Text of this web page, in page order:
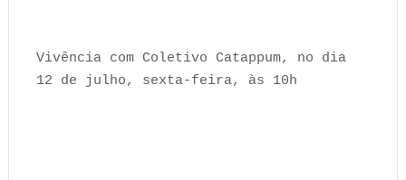
Vivência com Coletivo Catappum, no dia
12 de julho, sexta-feira, às 10h